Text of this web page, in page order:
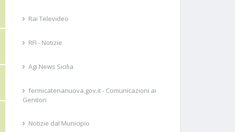
Rai Televideo
RFI - Notizie
Agi News Sicilia
fermicatenanuova.gov.it - Comunicazioni ai
Genitori
Notizie dal Municipio